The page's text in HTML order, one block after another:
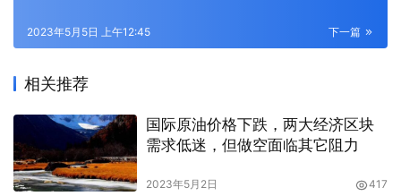
下一篇
2023年5月5日 上午12:45
相关推荐
国际原油价格下跌，两大经济区块
需求低迷，但做空面临其它阻力
2023年5月2日 417